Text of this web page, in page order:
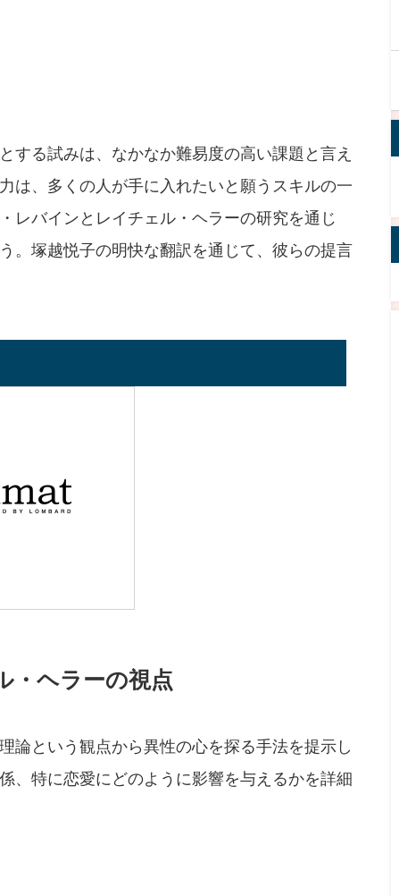
する試みは、なかなか難易度の高い課題と言え
は、多くの人が手に入れたいと願うスキルの一
レバインとレイチェル・ヘラーの研究を通じ
。塚越悦子の明快な翻訳を通じて、彼らの提言
・ヘラーの視点
論という観点から異性の心を探る手法を提示し
、特に恋愛にどのように影響を与えるかを詳細